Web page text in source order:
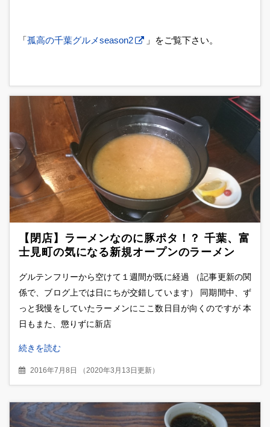
「孤高の千葉グルメseason2 」をご覧下さい。
【閉店】ラーメンなのに豚ポタ！？ 千葉、富
士見町の気になる新規オープンのラーメン
グルテンフリーから空けて１週間が既に経過 （記事更新の関
係で、ブログ上では日にちが交錯しています） 同期間中、ず
っと我慢をしていたラーメンにここ数日目が向くのですが 本
日もまた、懲りずに新店
続きを読む
2016年7月8日 （2020年3月13日更新）